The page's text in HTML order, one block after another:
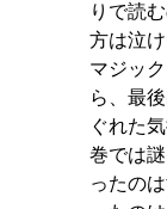
りで読
方は泣
マジッ
ら、最
ぐれた
巻では
ったの